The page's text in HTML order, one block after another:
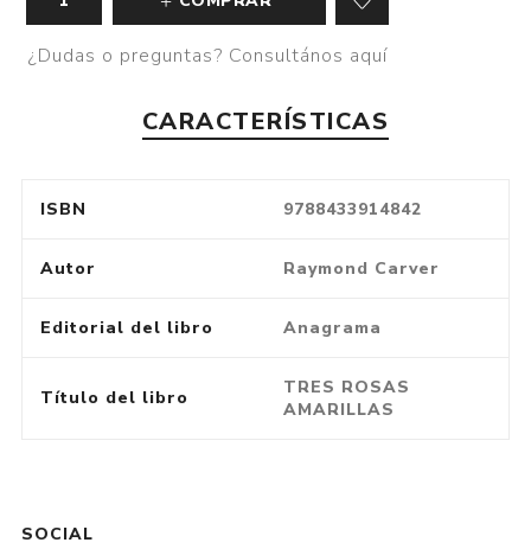
¿Dudas o preguntas? Consultános aquí
CARACTERÍSTICAS
ISBN 9788433914842
Autor Raymond Carver
Editorial del libro Anagrama
Título del libro
TRES ROSAS
AMARILLAS
SOCIAL